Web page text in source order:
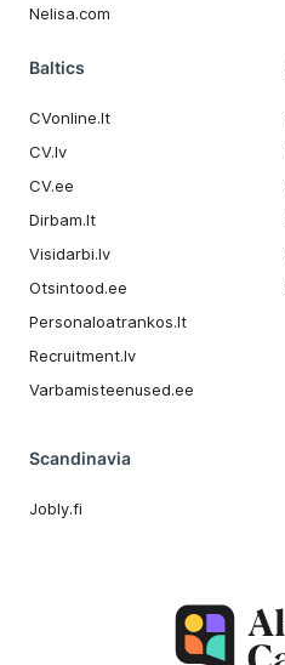
Nelisa.com
Baltics
CVonline.lt
CV.lv
CV.ee
Dirbam.It
Visidarbi.lv
Otsintood.ee
Personaloatrankos.lt
Recruitment.lv
Varbamisteenused.ee
Scandinavia
Jobly.fi